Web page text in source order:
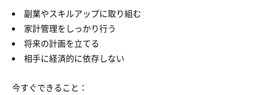
副業やスキルアップに取り組む
家計管理をしっかり行う
将来の計画を立てる
相手に経済的に依存しない
今すぐできること：